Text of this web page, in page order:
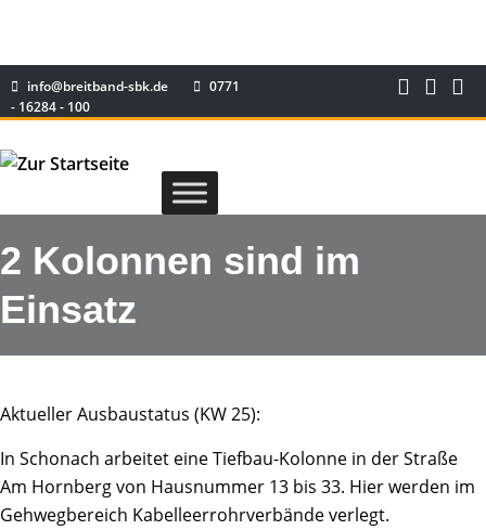
info@breitband-sbk.de
0771
- 16284 - 100
2 Kolonnen sind im
Einsatz
Aktueller Ausbaustatus (KW 25):
In Schonach arbeitet eine Tiefbau-Kolonne in der Straße
Am Hornberg von Hausnummer 13 bis 33. Hier werden im
Gehwegbereich Kabelleerrohrverbände verlegt.